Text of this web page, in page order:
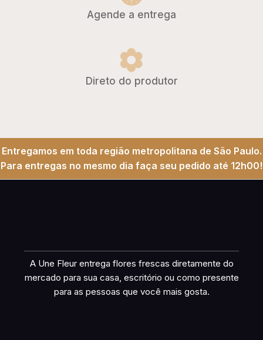
Agende a entrega
Direto do produtor
Entregamos em toda região metropolitana de São Paulo.
Para entregas no mesmo dia faça seu pedido até 12h00!
A Une Fleur entrega flores frescas diretamente do
mercado para sua casa, escritório ou como presente
para as pessoas que você mais gosta.